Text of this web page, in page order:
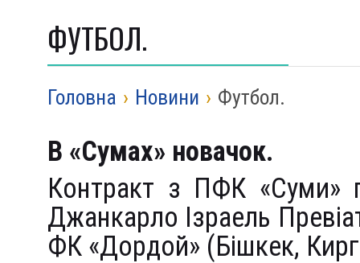
ФУТБОЛ.
Головна › Новини › Футбол.
В «Сумах» новачок.
Контракт з ПФК «Суми»
Джанкарло Ізраель
ФК «Дордой» (Бішкек,